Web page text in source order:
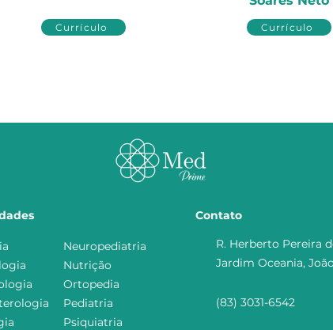
Currículo Currículo
Contato
Neuropediatria
Nutrição
Ortopedia
Pediatria
Psiquiatria
R. Herberto Pereira
Jardim Oceania,
(83) 3031-6542